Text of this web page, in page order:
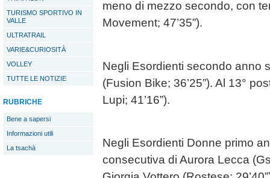
TURISMO SPORTIVO IN
VALLE
ULTRATRAIL
VARIE&CURIOSITÀ
VOLLEY
TUTTE LE NOTIZIE
RUBRICHE
Bene a sapersi
Informazioni utili
La tsachà
meno di mezzo secondo, con
Movement; 47’35”).
Negli Esordienti secondo anno
(Fusion Bike; 36’25”). Al 13°
Lupi; 41’16”).
Negli Esordienti Donne primo
consecutiva di Aurora Lecca